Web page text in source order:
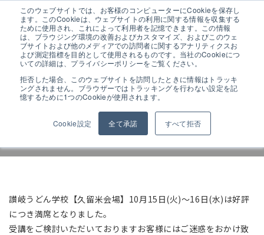
このウェブサイトでは、お客様のコンピューターにCookieを保存し
ます。このCookieは、ウェブサイトの利用に関する情報を収集する
ために使用され、これによって利用者を記憶できます。この情報
は、ブラウジング環境の改善およびカスタマイズ、およびこのウェ
ブサイトおよび他のメディアでの訪問者に関するアナリティクスお
よび測定指標を目的として使用されるものです。当社のCookieにつ
いての詳細は、プライバシーポリシーをご覧ください。
拒否した場合、このウェブサイトを訪問したときに情報はトラッキ
ングされません。ブラウザーではトラッキングを行わない設定を記
憶するために1つのCookieが使用されます。
Cookie設定 全て承諾 すべて拒否
讃岐うどん学校【久留米会場】 10
月満席のお知らせ
ALL お知らせ 展示会情報
展示会
讃岐うどん学校【久留米会場】10月15日(火)～16日(水)は好評
につき満席となりました。
受講をご検討いただいておりますお客様にはご迷惑をおかけ致